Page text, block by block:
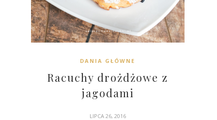
DANIA GŁÓWNE
Racuchy drożdżowe z
jagodami
LIPCA 26, 2016